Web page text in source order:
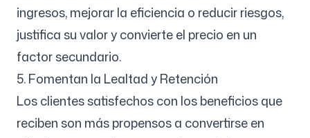
ingresos, mejorar la eficiencia o reducir riesgos,
justifica su valor y convierte el precio en un
factor secundario.
5. Fomentan la Lealtad y Retención
Los clientes satisfechos con los beneficios que
reciben son más propensos a convertirse en